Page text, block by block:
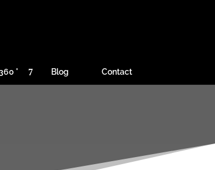
° Blog Contact